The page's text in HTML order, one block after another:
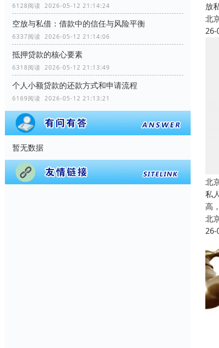
6128阅读 2026-05-12 21:14:24
空放与私借：借款中的信任与风险平衡
6337阅读 2026-05-12 21:14:06
抵押贷款的核心要素
6318阅读 2026-05-12 21:13:49
个人小额贷款的还款方式和申请流程
6169阅读 2026-05-12 21:13:21
暂无数据
放
北
26-
北
私
高
北
26-